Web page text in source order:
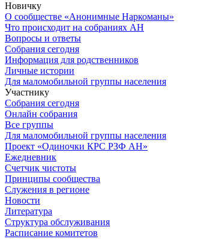
Новичку
О сообществе «Анонимные Наркоманы»
Что происходит на собраниях АН
Вопросы и ответы
Собрания сегодня
Информация для родственников
Личные истории
Для маломобильной группы населения
Участнику
Собрания сегодня
Онлайн собрания
Все группы
Для маломобильной группы населения
Проект «Одиночки КРС РЗФ АН»
Ежедневник
Счетчик чистоты
Принципы сообщества
Служения в регионе
Новости
Литература
Структура обслуживания
Расписание комитетов